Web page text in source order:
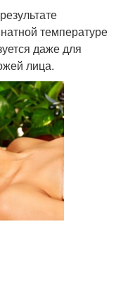
температуре
даже для
лица.